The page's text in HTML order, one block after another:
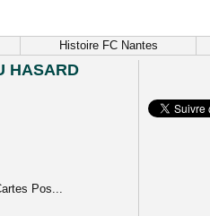
Histoire FC Nantes
HASARD
Pos...